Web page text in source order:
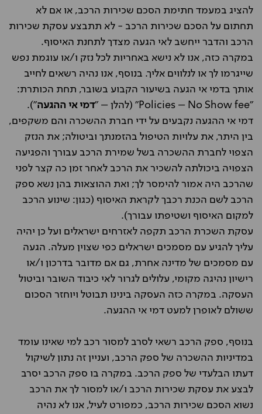
להציג במעמד חתימת הסכם שכירות הרכב, או אם לא
תחתום על הסכם שכירות הרכב - לא תתבצע עסקת שכירות
הרכב והדבר ייחשב לאי הגעה מצדך לתחנת האיסוף.
במקרה כזה, אנו לא נישא באחריות לכל נזק ו/או עוגמת נפש
שייגרמו לך או לנלווים אליך. בנוסף, אנו נהיה רשאים לחייב
אותך בדמי אי הגעה בשיעור הקבוע בשובר, תחת הכותרת:
"Policies – No Show fee" (להלן – "
דמי אי ההגעה").
דמי אי ההגעה נקבעים על ידי חברת ההשכרה והם משקפים,
בין היתר, את עלויות הטיפול בהזמנתך וביטולה; את הנזק
הצפוי לחברת ההשכרה בשל שמירת הרכב עבורך והפגיעה
הצפויה ביכולתה להשכיר את הרכב לאחר זמן כה קצר לפני
שהרכב היה אמור להימסר לך; ואת ההוצאות בהן נשא ספק
הרכב לשם הכנת רכבך לקראת האיסוף (כגון: שינוע הרכב
למקום האיסוף ושטיפתו עבורך).
עסקת השכרת הרכב תקפה לאזרחים ישראלים ועל כן יהיה
עליך להגיע עם מסמכים ישראלים כפי שצוין מעלה. הגעה
עם מסמכים של מדינה אחרת, גם אם מדובר בדרכון ו/או
רישיון נהיגה מקומי, עלולים לגרור לאי כיבוד השובר וביטול
העסקה. במקרה כזה העסקה בינינו תבוטל ויוחזר הסכום
ששולם לאופרן למעט דמי אי ההגעה.
בנוסף, ספק הרכב רשאי לסרב למסור רכב למי שאינו עומד
במדיניות ההשכרה של ספק הרכב, ועניין זה נתון לשיקול
דעתו הבלעדי של ספק הרכב. במקרה בו ספק הרכב יסרב
לבצע את עסקת שכירות הרכב ו/או למסור לך את הרכב
נשוא הסכם שכירות הרכב, כמפורט לעיל, אנו לא נהיה